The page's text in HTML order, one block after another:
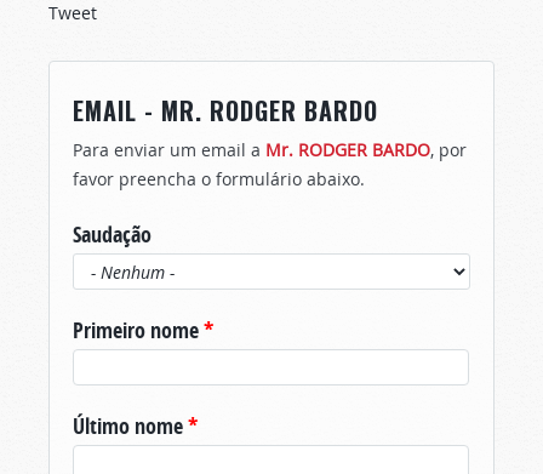
Tweet
EMAIL - MR. RODGER BARDO
Para enviar um email a Mr. RODGER BARDO, por
favor preencha o formulário abaixo.
Saudação
Primeiro nome*
Último nome*